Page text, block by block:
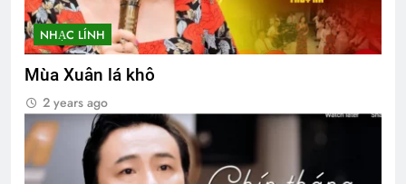
NHẠC LÍNH
Mùa Xuân lá khô
2 years ago